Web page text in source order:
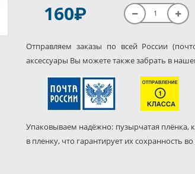
160P
Отправляем заказы по всей России
аксессуары Вы можете также забрать в
Упаковываем надёжно: пузырчатая плёнка,
в пленку, что гарантирует их сохранность